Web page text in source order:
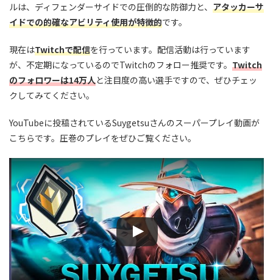
ルは、ディフェンダーサイドでの圧倒的な防御力と、 アタッカーサ
イドでの的確なアビリティ使用が特徴的です。
現在はTwitchで配信を行っています。配信活動は行っています
が、不定期になっているのでTwitchのフォロー推奨です。 Twitch
のフォロワーは14万人と注目度の高い選手ですので、ぜひチェッ
クしてみてください。
YouTubeに投稿されているSuygetsuさんのスーパープレイ動画が
こちらです。圧巻のプレイをぜひご覧ください。
この動画を YouTube で視聴